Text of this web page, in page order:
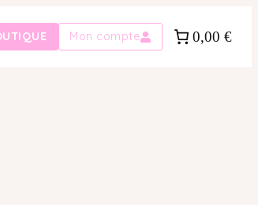
Mon compte 0,00 €